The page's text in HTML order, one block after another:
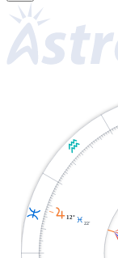
K
L R12° L 22'